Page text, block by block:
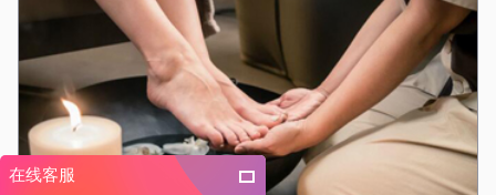
在线客服